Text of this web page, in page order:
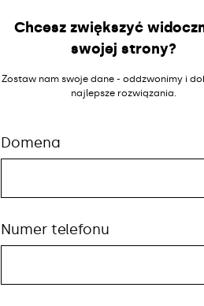
Chcesz zwiększyć
swojej strony?
Zostaw nam swoje dane - oddzwonimy i
najlepsze rozwiązania.
Domena
Numer telefonu